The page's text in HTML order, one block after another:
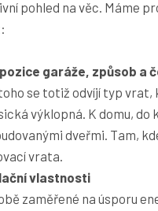
pohled na věc. Máme
garáže, způsob a
se totiž odvíjí typ
výklopná. K domu,
dveřmi. Tam,
vrata.
vlastnosti
zaměřené na úsporu